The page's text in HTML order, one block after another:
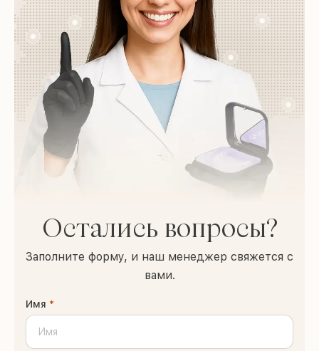
понравившегося плана лечения
сепарацию, заложенную в Ortho-Check
Когда вовремя уйти в коррекцию
Возможные осложнения и как их
можно и нужно вовремя предотвратить
Остались вопросы?
Заполните форму, и наш менеджер свяжется с
вами.
Имя *